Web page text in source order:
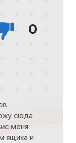
0
сюда
меня
ящика и